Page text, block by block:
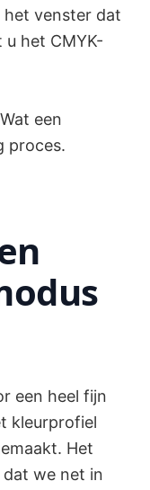
venster dat
het CMYK-
een
proces.
een heel fijn
kleurprofiel
Het
we net in